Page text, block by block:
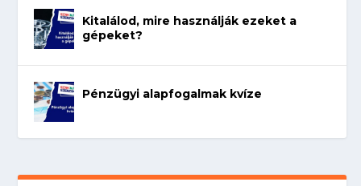
Kitalálod, mire használják ezeket a
gépeket?
Pénzügyi alapfogalmak kvíze